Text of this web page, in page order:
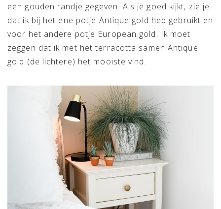
een gouden randje gegeven. Als je goed kijkt, zie je
dat ik bij het ene potje Antique gold heb gebruikt en
voor het andere potje European gold. Ik moet
zeggen dat ik met het terracotta samen Antique
gold (de lichtere) het mooiste vind.